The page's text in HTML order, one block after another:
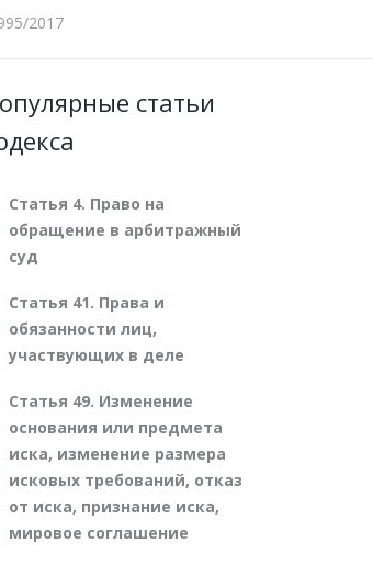
2017
статьи
Статья 4. Право на
обращение в арбитражный
суд
Статья 41. Права и
обязанности лиц,
участвующих в деле
Статья 49. Изменение
основания или предмета
иска, изменение размера
исковых требований, отказ
от иска, признание иска,
мировое соглашение